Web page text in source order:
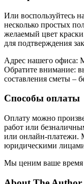
Или воспользуйтесь
несколько простых
желаемый цвет
для подтверждения
Адрес нашего офиса:
Обратите внимание:
составления сметы –
Способы оплаты
Оплату можно
работ или
или онлайн-платежи.
юридическими
Мы ценим ваше время